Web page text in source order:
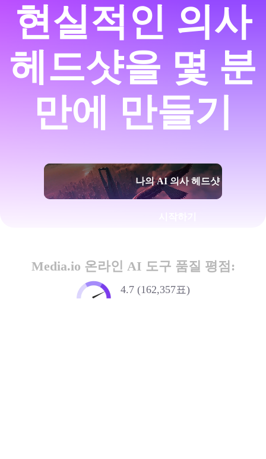
현실적인 의사
헤드샷을 몇 분
만에 만들기
나의 AI 의사 헤드샷
Media.io 온라인 AI 도구 품질 평점:
4.7 (162,357표)